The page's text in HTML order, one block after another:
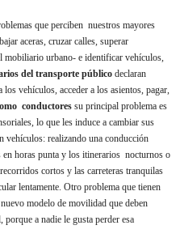
que perciben nuestros mayores
aceras, cruzar calles, superar
urbano- e identificar vehículos,
del transporte público declaran
vehículos, acceder a los asientos, pagar,
conductores su principal problema es
lo que les induce a cambiar sus
vehículos: realizando una conducción
en horas punta y los itinerarios nocturnos o
cortos y las carreteras tranquilas
lentamente. Otro problema que tienen
modelo de movilidad que deben
a nadie le gusta perder esa